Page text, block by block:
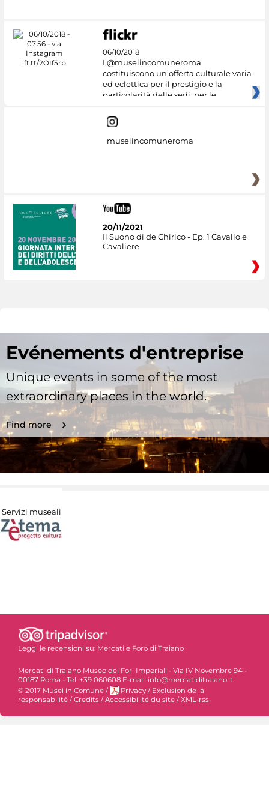
06/10/2018
I @museiincomuneroma
costituiscono un’offerta culturale varia
ed eclettica per il prestigio e la
particolarità delle sedi, per le
museiincomuneroma
20/11/2021
Il Suono di de Chirico - Ep. 1 Cavallo e
Cavaliere
Evénements d'entreprise
Unique events in some of the most
extraordinary places in the world.
Find more
Servizi museali
Leggi le recensioni su: Mercati e Foro di Traiano
Mercati di Traiano Museo dei Fori Imperiali - Via IV Novembre 94 -
00187 Roma - Tel. +39 060608 E-mail: info@mercatiditraiano.it
© 2017 Musei in Comune / Privacy / Exclusion de la
responsabilité / Credits / Accessibilité du site / XML-rss